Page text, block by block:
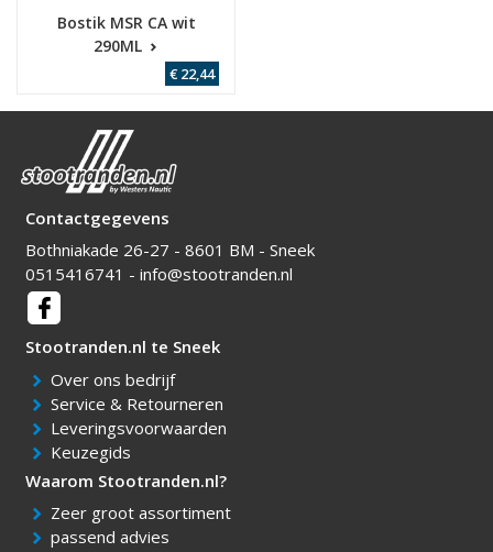
€ 22,44
Bostik MSR CA wit
290ML
Contactgegevens
Bothniakade 26-27 - 8601 BM - Sneek
0515416741 - info@stootranden.nl
Over ons bedrijf
Service & Retourneren
Leveringsvoorwaarden
Keuzegids
Zeer groot assortiment
passend advies